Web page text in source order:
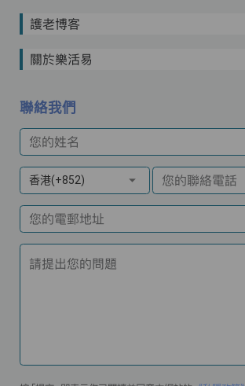
護老博客
關於樂活易
聯絡我們
您的姓名
香港(+852) 您的聯絡電話
您的電郵地址
請提出您的問題